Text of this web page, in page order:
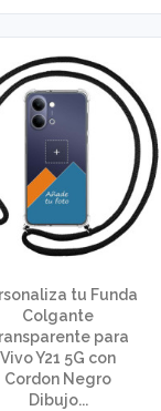
tu Funda
Colgante
para
Vivo Y21 5G con
Cordon Negro
Dibujo...